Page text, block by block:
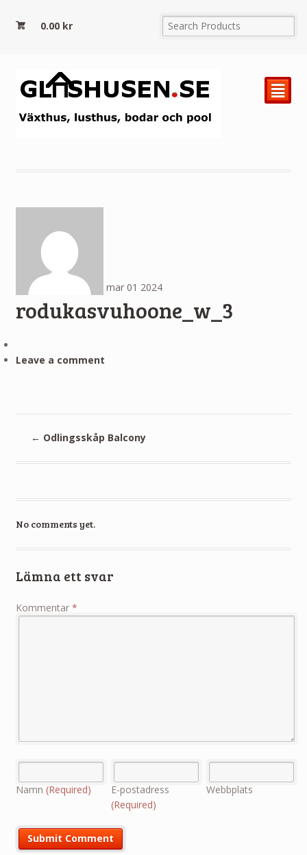
0.00 kr
²
mar 01 2024
rodukasvuhoone_w_3
Leave a comment
← Odlingsskåp Balcony
No comments yet.
Lämna ett svar
Kommentar *
Namn (Required)
E-postadress
(Required)
Webbplats